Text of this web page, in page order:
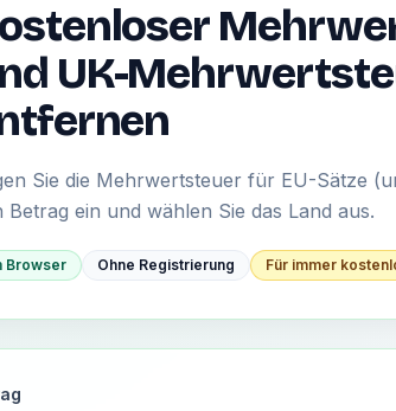
UK-
Sie die Mehrwertsteuer für EU-Sätze
Betrag ein und wählen Sie das Land aus.
Browser Ohne Registrierung Für immer